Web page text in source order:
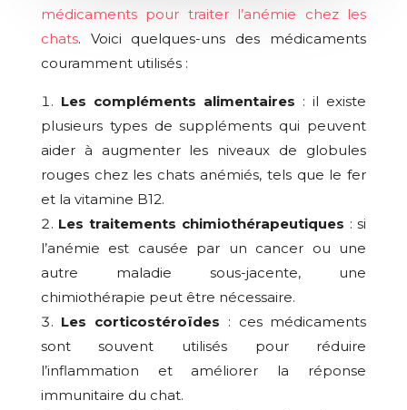
médicaments pour traiter l’anémie chez les
chats. Voici quelques-uns des médicaments
couramment utilisés :
Les compléments alimentaires : il existe
plusieurs types de suppléments qui peuvent
aider à augmenter les niveaux de globules
rouges chez les chats anémiés, tels que le fer
et la vitamine B12.
Les traitements chimiothérapeutiques : si
l’anémie est causée par un cancer ou une
autre maladie sous-jacente, une
chimiothérapie peut être nécessaire.
Les corticostéroïdes : ces médicaments
sont souvent utilisés pour réduire
l’inflammation et améliorer la réponse
immunitaire du chat.